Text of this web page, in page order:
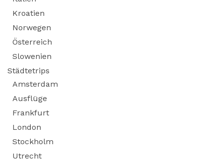
Kroatien
Norwegen
Österreich
Slowenien
Städtetrips
Amsterdam
Ausflüge
Frankfurt
London
Stockholm
Utrecht